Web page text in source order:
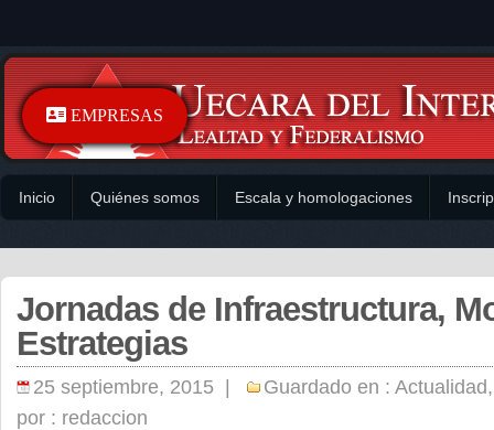
Inicio Quiénes somos Escala y homologaciones
Jornadas de Infraestructura,
Estrategias
25 septiembre, 2015 | Guardado en : Actualidad,
por : redaccion
EMPRESAS